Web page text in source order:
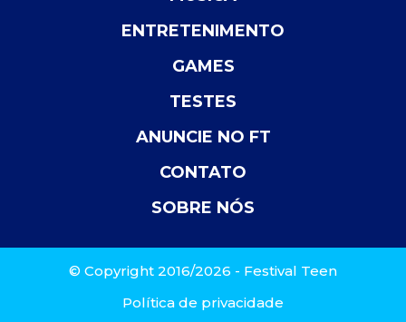
ENTRETENIMENTO
GAMES
TESTES
ANUNCIE NO FT
CONTATO
SOBRE NÓS
© Copyright 2016/2026 - Festival Teen
Política de privacidade